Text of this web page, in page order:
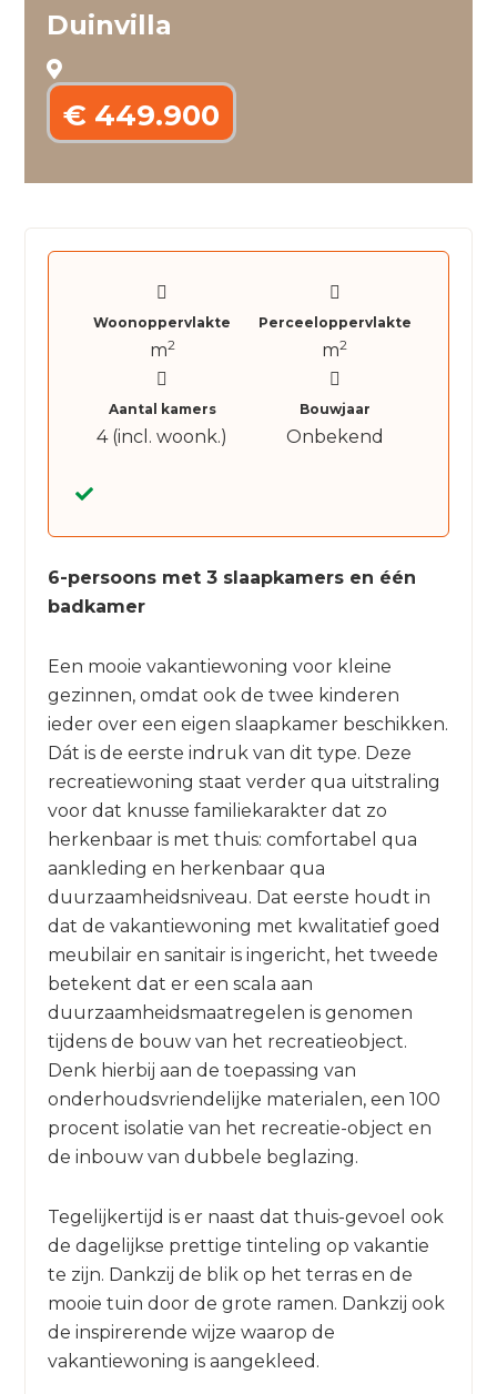
Duinvilla
€ 449.900
Woonoppervlakte
m2
Perceeloppervlakte
m2
Aantal kamers
4 (incl. woonk.)
Bouwjaar
Onbekend
6-persoons met 3 slaapkamers en één
badkamer
Een mooie vakantiewoning voor kleine
gezinnen, omdat ook de twee kinderen
ieder over een eigen slaapkamer beschikken.
Dát is de eerste indruk van dit type. Deze
recreatiewoning staat verder qua uitstraling
voor dat knusse familiekarakter dat zo
herkenbaar is met thuis: comfortabel qua
aankleding en herkenbaar qua
duurzaamheidsniveau. Dat eerste houdt in
dat de vakantiewoning met kwalitatief goed
meubilair en sanitair is ingericht, het tweede
betekent dat er een scala aan
duurzaamheidsmaatregelen is genomen
tijdens de bouw van het recreatieobject.
Denk hierbij aan de toepassing van
onderhoudsvriendelijke materialen, een 100
procent isolatie van het recreatie-object en
de inbouw van dubbele beglazing.
Tegelijkertijd is er naast dat thuis-gevoel ook
de dagelijkse prettige tinteling op vakantie
te zijn. Dankzij de blik op het terras en de
mooie tuin door de grote ramen. Dankzij ook
de inspirerende wijze waarop de
vakantiewoning is aangekleed.